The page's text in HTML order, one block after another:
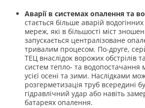
Аварії в системах опалення та
стається більше аварій
мереж, які в більшості міст
запускається централізоване
тривалим процесом. По-друге,
ТЕЦ внаслідок ворожих обстрілів
систем тепло- та водопостачання
усієї осені та зими. Наслідками
розгерметизація труб всередині
гідравлічний удар або навіть
батареях опалення.